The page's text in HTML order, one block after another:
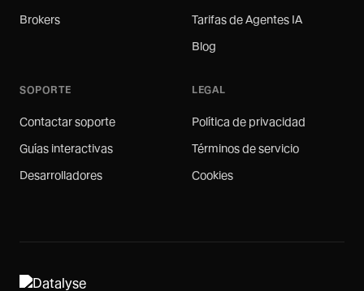
Brokers Tarifas de Agentes IA
Blog
SOPORTE
Contactar soporte
Guías interactivas
Desarrolladores
LEGAL
Política de privacidad
Términos de servicio
Cookies